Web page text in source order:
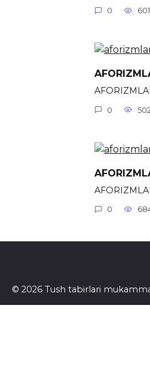
0 601
0 502
0
© 2026 Tush tabirlari